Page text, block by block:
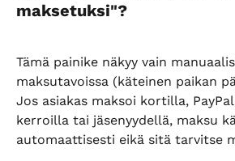
maksetuksi"?
Tämä painike näkyy vain
maksutavoissa (käteinen paikan
Jos asiakas maksoi kortilla,
kerroilla tai jäsenyydellä, maksu
automaattisesti eikä sitä tarvitse